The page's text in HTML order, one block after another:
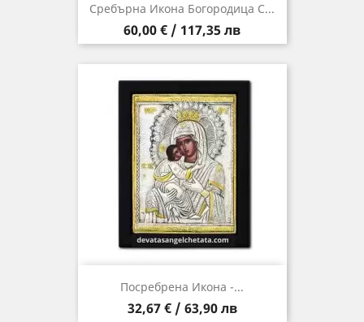
Сребърна Икона Богородица С...
Цена
60,00 € / 117,35 лв
Посребрена Икона -...
Цена
32,67 € / 63,90 лв